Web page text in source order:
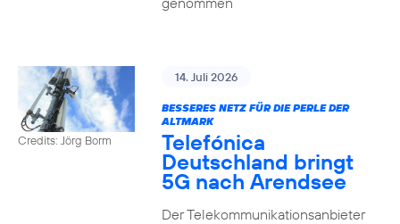
Credits: Jörg Borm
14. Juli 2026
BESSERES NETZ FÜR DIE PERLE DER
ALTMARK
Telefónica
Deutschland bringt
5G nach Arendsee
Der Telekommunikationsanbieter